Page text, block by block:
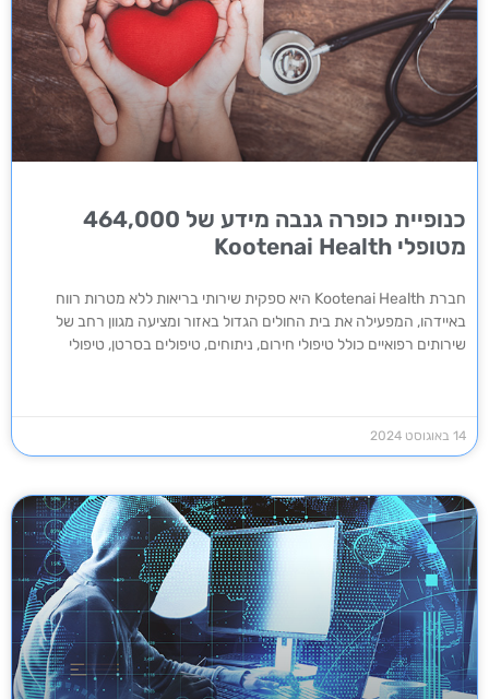
כנופיית כופרה גנבה מידע של 464,000
מטופלי Kootenai Health
חברת Kootenai Health היא ספקית שירותי בריאות ללא מטרות רווח
באיידהו, המפעילה את בית החולים הגדול באזור ומציעה מגוון רחב של
שירותים רפואיים כולל טיפולי חירום, ניתוחים, טיפולים בסרטן, טיפולי
14 באוגוסט 2024